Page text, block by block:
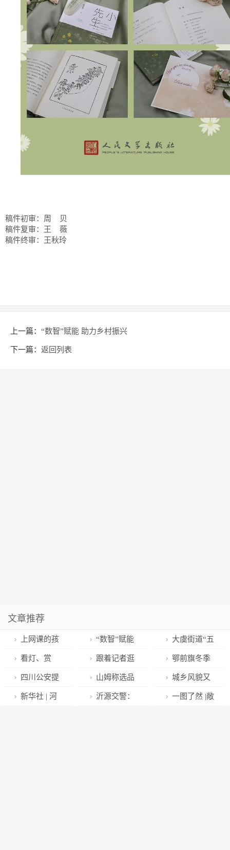
稿件初审：周 贝
稿件复审：王 薇
稿件终审：王秋玲
上一篇： “数智”赋能 助力乡村振兴
下一篇： 返回列表
文章推荐
上网课的孩
子们，需要什
么来喂养精
神？
“数智”赋能
助力乡村振兴
大虞街道“五
个新突破” 加
快高质量发展
看灯、赏
花……岭南年
俗欢乐节带你
跟着记者逛
大集丨年集人
气旺 热气腾腾
鄂前旗冬季
那达慕文旅惠
民活动暨大沙
四川公安提
醒：紧绷防范
山姆称选品
加工环节均无
城乡风貌又
升级！宁波5
新华社 | 河 沂源交警： 一图了然 |敞